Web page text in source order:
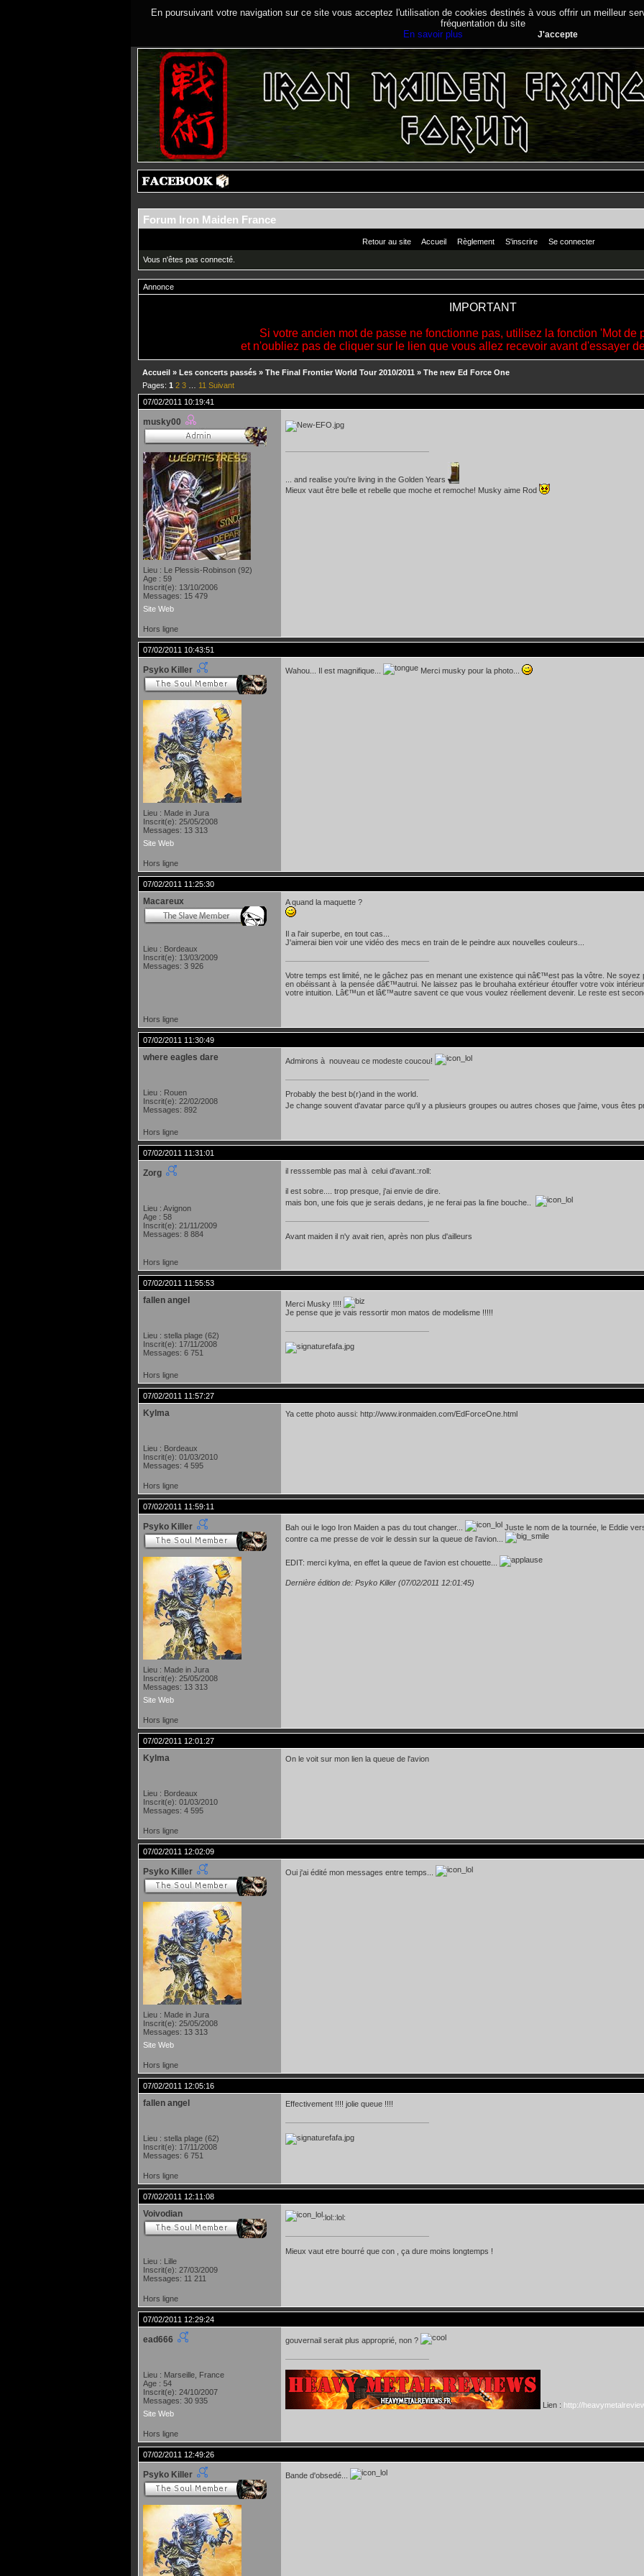
En poursuivant votre navigation sur ce site vous acceptez l'utilisation de cookies destinés à vous offrir un meilleur
fréquentation du site
En savoir plus
J'accepte
Forum Iron Maiden France
Retour au site Accueil Règlement S'inscrire Se connecter
Vous n'êtes pas connecté.
Annonce
IMPORTANT
Si votre ancien mot de passe ne fonctionne pas, utilisez la fonction 'Mot de
et n'oubliez pas de cliquer sur le lien que vous allez recevoir avant d'essayer
Accueil » Les concerts passés » The Final Frontier World Tour 2010/2011 » The new Ed Force One
Pages: 1 2 3 11 Suivant
07/02/2011 10:19:41
musky00
Lieu : Le Plessis-Robinson (92)
Age : 59
Inscrit(e): 13/10/2006
Messages: 15 479
Site Web
... and realise you're living in the Golden Years
Mieux vaut être belle et rebelle que moche et remoche! Musky aime Rod
Hors ligne
07/02/2011 10:43:51
Psyko Killer
Lieu : Made in Jura
Inscrit(e): 25/05/2008
Messages: 13 313
Site Web
Wahou... Il est magnifique... Merci musky pour la photo...
Hors ligne
07/02/2011 11:25:30
Macareux
Lieu : Bordeaux
Inscrit(e): 13/03/2009
Messages: 3 926
A quand la maquette ?
Il a l'air superbe, en tout cas...
J'aimerai bien voir une vidéo des mecs en train de le peindre aux nouvelles couleurs...
Votre temps est limité, ne le gâchez pas en menant une existence qui nâ€™est pas la vôtre. Ne
en obéissant à la pensée dâ€™autrui. Ne laissez pas le brouhaha extérieur étouffer votre voix
votre intuition. Lâ€™un et lâ€™autre savent ce que vous voulez réellement devenir. Le reste est
Hors ligne
07/02/2011 11:30:49
where eagles dare
Lieu : Rouen
Inscrit(e): 22/02/2008
Messages: 892
Admirons à nouveau ce modeste coucou!
Probably the best b(r)and in the world.
Je change souvent d'avatar parce qu'il y a plusieurs groupes ou autres choses que j'aime, vous êtes
Hors ligne
07/02/2011 11:31:01
Zorg
Lieu : Avignon
Age : 58
Inscrit(e): 21/11/2009
Messages: 8 884
il resssemble pas mal à celui d'avant.:roll:
il est sobre.... trop presque, j'ai envie de dire.
mais bon, une fois que je serais dedans, je ne ferai pas la fine bouche..
Avant maiden il n'y avait rien, après non plus d'ailleurs
Hors ligne
07/02/2011 11:55:53
fallen angel
Lieu : stella plage (62)
Inscrit(e): 17/11/2008
Messages: 6 751
Merci Musky !!!!
Je pense que je vais ressortir mon matos de modelisme !!!!!
Hors ligne
07/02/2011 11:57:27
Kylma
Lieu : Bordeaux
Inscrit(e): 01/03/2010
Messages: 4 595
Ya cette photo aussi: http://www.ironmaiden.com/EdForceOne.html
Hors ligne
07/02/2011 11:59:11
Psyko Killer
Lieu : Made in Jura
Inscrit(e): 25/05/2008
Messages: 13 313
Site Web
Bah oui le logo Iron Maiden a pas du tout changer...
Juste le nom de la tournée, le Eddie
contre ca me presse de voir le dessin sur la queue de l'avion...
EDIT: merci kylma, en effet la queue de l'avion est chouette...
Dernière édition de: Psyko Killer (07/02/2011 12:01:45)
Hors ligne
07/02/2011 12:01:27
Kylma
Lieu : Bordeaux
Inscrit(e): 01/03/2010
Messages: 4 595
On le voit sur mon lien la queue de l'avion
Hors ligne
07/02/2011 12:02:09
Psyko Killer
Lieu : Made in Jura
Inscrit(e): 25/05/2008
Messages: 13 313
Site Web
Oui j'ai édité mon messages entre temps...
Hors ligne
07/02/2011 12:05:16
fallen angel
Lieu : stella plage (62)
Inscrit(e): 17/11/2008
Messages: 6 751
Effectivement !!!! jolie queue !!!!
Hors ligne
07/02/2011 12:11:08
Voivodian
Lieu : Lille
Inscrit(e): 27/03/2009
Messages: 11 211
:lol::lol:
Mieux vaut etre bourré que con , ça dure moins longtemps !
Hors ligne
07/02/2011 12:29:24
ead666
Lieu : Marseille, France
Age : 54
Inscrit(e): 24/10/2007
Messages: 30 935
Site Web
gouvernail serait plus approprié, non ?
Lien : http://
Hors ligne
07/02/2011 12:49:26
Psyko Killer Bande d'obsedé...